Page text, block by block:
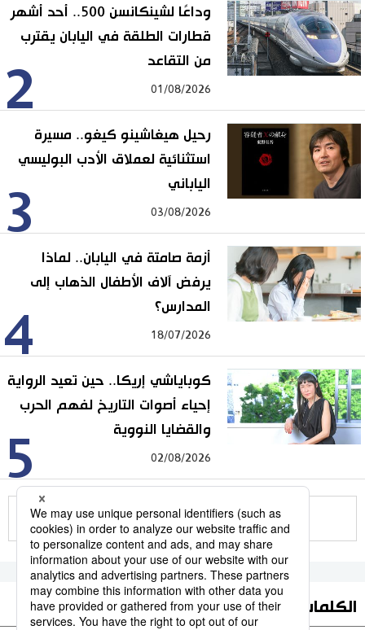
2
وداعًا لشينكانسن 500.. أحد أشهر
قطارات الطلقة في اليابان يقترب
من التقاعد
01/08/2026
3
رحيل هيغاشينو كيغو.. مسيرة
استثنائية لعملاق الأدب البوليسي
الياباني
03/08/2026
4
أزمة صامتة في اليابان.. لماذا
يرفض آلاف الأطفال الذهاب إلى
المدارس؟
18/07/2026
5
كوباياشي إريكا.. حين تعيد الرواية
إحياء أصوات التاريخ لفهم الحرب
والقضايا النووية
02/08/2026
للمزيد
الكلمات الأكثر بحثا